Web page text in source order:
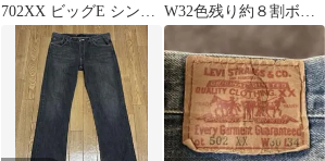
702XX ビッグE シンチ
バックJ22 W31 90s 赤耳
日本製 IDG/インディゴ
W32色残り約８割ボタ
ン裏Ｊ22